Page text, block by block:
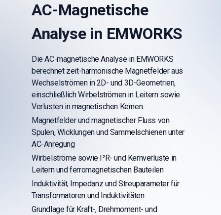
AC-Magnetische
Analyse in EMWORKS
Die AC-magnetische Analyse in EMWORKS
berechnet zeit-harmonische Magnetfelder aus
Wechselströmen in 2D- und 3D-Geometrien,
einschließlich Wirbelströmen in Leitern sowie
Verlusten in magnetischen Kernen.
Magnetfelder und magnetischer Fluss von
Spulen, Wicklungen und Sammelschienen unter
AC-Anregung
Wirbelströme sowie I²R- und Kernverluste in
Leitern und ferromagnetischen Bauteilen
Induktivität, Impedanz und Streuparameter für
Transformatoren und Induktivitäten
Grundlage für Kraft-, Drehmoment- und